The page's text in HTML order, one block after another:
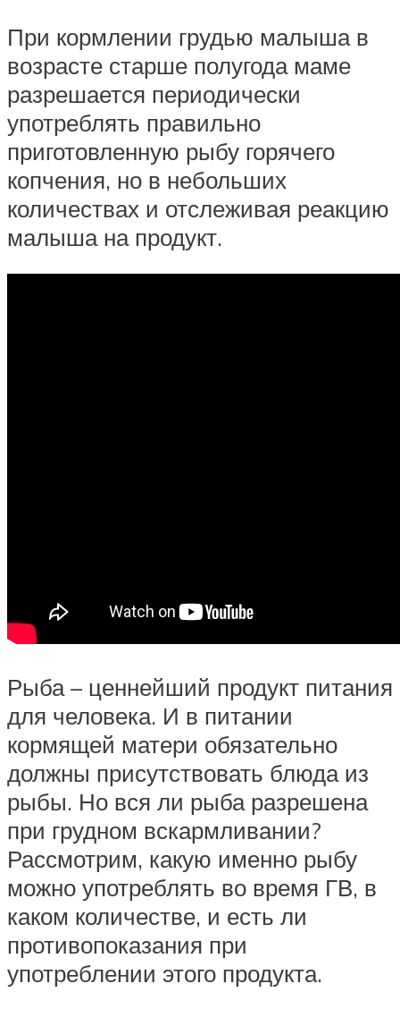
При кормлении грудью малыша в
возрасте старше полугода маме
разрешается периодически
употреблять правильно
приготовленную рыбу горячего
копчения, но в небольших
количествах и отслеживая реакцию
малыша на продукт.
Рыба – ценнейший продукт питания
для человека. И в питании
кормящей матери обязательно
должны присутствовать блюда из
рыбы. Но вся ли рыба разрешена
при грудном вскармливании?
Рассмотрим, какую именно рыбу
можно употреблять во время ГВ, в
каком количестве, и есть ли
противопоказания при
употреблении этого продукта.